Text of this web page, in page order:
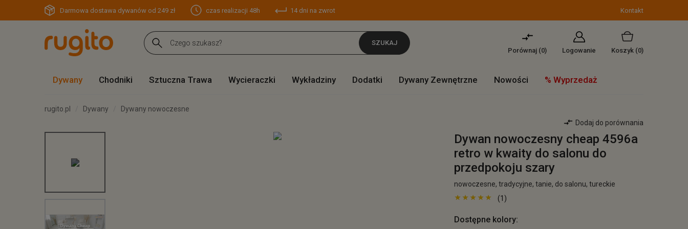
Darmowa dostawa dywanów od 249 zł czas realizacji 48h 14 dni na zwrot Kontakt
SZUKAJ
Porównaj (0) Logowanie Koszyk (0)
Dywany Chodniki Sztuczna Trawa Wycieraczki Wykładziny Dodatki Dywany Zewnętrzne Nowości % Wyprzedaż
rugito.pl Dywany
Dywany nowoczesne
Dodaj do porównania
Dywan nowoczesny cheap 4596a
retro w kwaity do salonu do
przedpokoju szary
nowoczesne, tradycyjne, tanie, do salonu, tureckie
(1)
Dostępne kolory: